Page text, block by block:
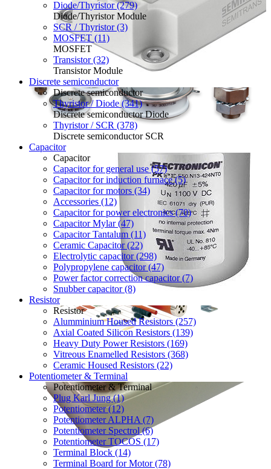
Diode/Thyristor (279)
Diode/Thyristor Module
SCR / Thyristor (3)
MOSFET (11)
MOSFET
Transistor (32)
Transistor Module
Discrete semiconductor
Discrete semiconductor
Thyristor / Diode (341)
Discrete semiconductor Diode
Thyristor / SCR (378)
Discrete semiconductor SCR
Capacitor
Capacitor
Capacitor for general use (57)
Capacitor for induction furnace (5)
Capacitor for motors (34)
Accessories (12)
Capacitor for power electronics (70)
Capacitor Mylar (47)
Capacitor Tantalum (11)
Ceramic Capacitor (22)
Electrolytic capacitor (298)
Polypropylene capacitor (47)
Power factor correction capacitor (7)
Snubber capacitor (8)
Resistor
Resistor
Alumminium Housed Resistors (257)
Axial Coated Silicon Resistors (139)
Heavy Duty Power Resistors (169)
Vitreous Enamelled Resistors (368)
Ceramic Housed Resistors (22)
Potentiometer & Terminal
Potentiometer & Terminal
Plug Karl Jung (1)
Potentiometer (12)
Potentiometer ALPHA (7)
Potentiometer Spectrol (6)
Potentiometer TOCOS (17)
Terminal Block (14)
Terminal Board for Motor (78)